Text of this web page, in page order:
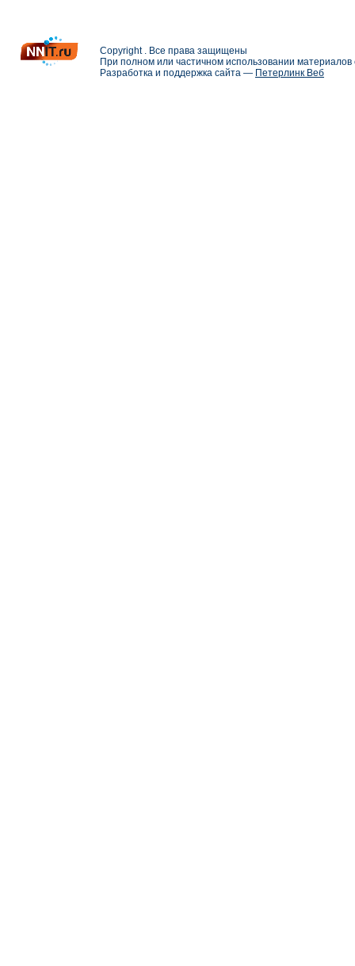
Copyright . Все права защищены
При полном или частичном использовании
Разработка и поддержка сайта — Петерлинк Веб